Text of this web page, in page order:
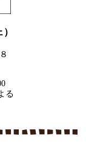
る